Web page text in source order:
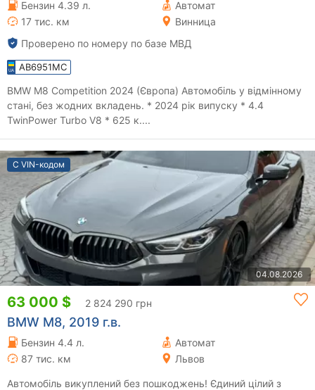
Бензин 4.39 л.
Автомат
17 тис. км
Винница
Проверено по номеру по базе МВД
AB6951MC
BMW M8 Competition 2024 (Європа) Автомобіль у відмінному
стані, без жодних вкладень. * 2024 рік випуску * 4.4
TwinPower Turbo V8 * 625 к....
С VIN-кодом
04.08.2026
63 000 $ 2 824 290 грн
BMW M8, 2019 г.в.
Бензин 4.4 л.
Автомат
87 тис. км
Львов
Автомобіль викуплений без пошкоджень! Єдиний цілий з